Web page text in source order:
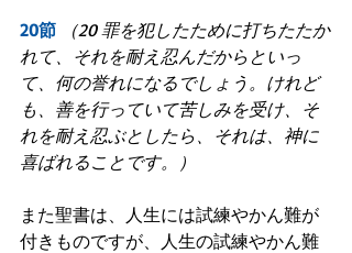
20節
（20 罪を犯したために打ちたたか
れて、それを耐え忍んだからといっ
て、何の誉れになるでしょう。けれど
も、善を行っていて苦しみを受け、そ
れを耐え忍ぶとしたら、それは、神に
喜ばれることです。）
また聖書は、人生には試練やかん難が
付きものですが、人生の試練やかん難